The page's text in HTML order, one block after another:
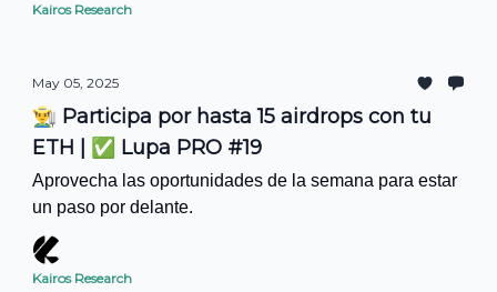
Kairos Research
May 05, 2025
👨‍🌾 Participa por hasta 15 airdrops con tu
ETH | ✅ Lupa PRO #19
Aprovecha las oportunidades de la semana para estar
un paso por delante.
Kairos Research